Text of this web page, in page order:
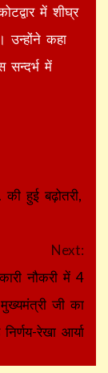
में शीघ्र
उन्होंने कहा
सन्दर्भ में
हुई बढ़ोतरी,
Next:
नौकरी में 4
जी का
रेखा आर्या